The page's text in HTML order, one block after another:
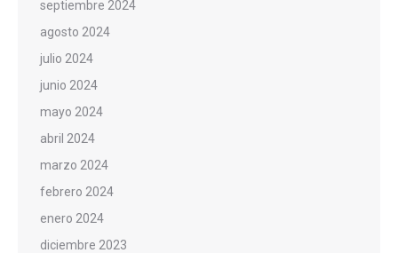
septiembre 2024
agosto 2024
julio 2024
junio 2024
mayo 2024
abril 2024
marzo 2024
febrero 2024
enero 2024
diciembre 2023